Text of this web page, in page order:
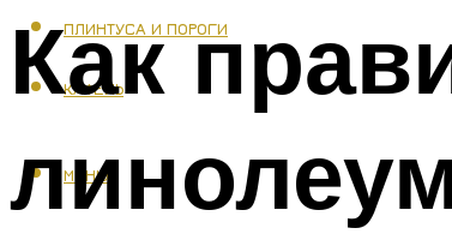
ПЛИНТУСА И ПОРОГИ
КАФЕЛЬ
МЕНЮ
Как